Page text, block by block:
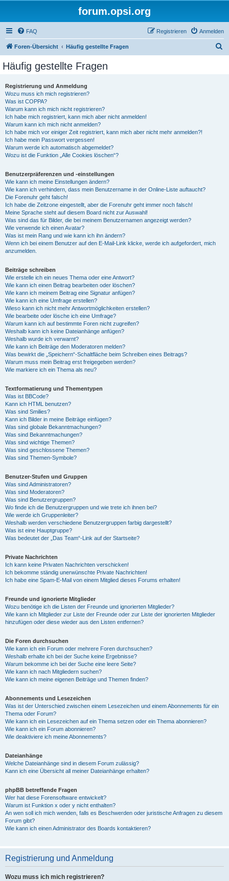
forum.opsi.org
FAQ Anmelden
Registrieren
Foren-Übersicht Häufig gestellte Fragen
Häufig gestellte Fragen
Registrierung und Anmeldung
Wozu muss ich mich registrieren?
Was ist COPPA?
Warum kann ich mich nicht registrieren?
Ich habe mich registriert, kann mich aber nicht anmelden!
Warum kann ich mich nicht anmelden?
Ich habe mich vor einiger Zeit registriert, kann mich aber nicht mehr anmelden?!
Ich habe mein Passwort vergessen!
Warum werde ich automatisch abgemeldet?
Wozu ist die Funktion „Alle Cookies löschen“?
Benutzerpräferenzen und -einstellungen
Wie kann ich meine Einstellungen ändern?
Wie kann ich verhindern, dass mein Benutzername in der Online-Liste auftaucht?
Die Forenuhr geht falsch!
Ich habe die Zeitzone eingestellt, aber die Forenuhr geht immer noch falsch!
Meine Sprache steht auf diesem Board nicht zur Auswahl!
Was sind das für Bilder, die bei meinem Benutzernamen angezeigt werden?
Wie verwende ich einen Avatar?
Was ist mein Rang und wie kann ich ihn ändern?
Wenn ich bei einem Benutzer auf den E-Mail-Link klicke, werde ich aufgefordert, mich
anzumelden.
Beiträge schreiben
Wie erstelle ich ein neues Thema oder eine Antwort?
Wie kann ich einen Beitrag bearbeiten oder löschen?
Wie kann ich meinem Beitrag eine Signatur anfügen?
Wie kann ich eine Umfrage erstellen?
Wieso kann ich nicht mehr Antwortmöglichkeiten erstellen?
Wie bearbeite oder lösche ich eine Umfrage?
Warum kann ich auf bestimmte Foren nicht zugreifen?
Weshalb kann ich keine Dateianhänge anfügen?
Weshalb wurde ich verwarnt?
Wie kann ich Beiträge den Moderatoren melden?
Was bewirkt die „Speichern“-Schaltfläche beim Schreiben eines Beitrags?
Warum muss mein Beitrag erst freigegeben werden?
Wie markiere ich ein Thema als neu?
Textformatierung und Thementypen
Was ist BBCode?
Kann ich HTML benutzen?
Was sind Smilies?
Kann ich Bilder in meine Beiträge einfügen?
Was sind globale Bekanntmachungen?
Was sind Bekanntmachungen?
Was sind wichtige Themen?
Was sind geschlossene Themen?
Was sind Themen-Symbole?
Benutzer-Stufen und Gruppen
Was sind Administratoren?
Was sind Moderatoren?
Was sind Benutzergruppen?
Wo finde ich die Benutzergruppen und wie trete ich ihnen bei?
Wie werde ich Gruppenleiter?
Weshalb werden verschiedene Benutzergruppen farbig dargestellt?
Was ist eine Hauptgruppe?
Was bedeutet der „Das Team“-Link auf der Startseite?
Private Nachrichten
Ich kann keine Privaten Nachrichten verschicken!
Ich bekomme ständig unerwünschte Private Nachrichten!
Ich habe eine Spam-E-Mail von einem Mitglied dieses Forums erhalten!
Freunde und ignorierte Mitglieder
Wozu benötige ich die Listen der Freunde und ignorierten Mitglieder?
Wie kann ich Mitglieder zur Liste der Freunde oder zur Liste der ignorierten Mitglieder
hinzufügen oder diese wieder aus den Listen entfernen?
Die Foren durchsuchen
Wie kann ich ein Forum oder mehrere Foren durchsuchen?
Weshalb erhalte ich bei der Suche keine Ergebnisse?
Warum bekomme ich bei der Suche eine leere Seite?
Wie kann ich nach Mitgliedern suchen?
Wie kann ich meine eigenen Beiträge und Themen finden?
Abonnements und Lesezeichen
Was ist der Unterschied zwischen einem Lesezeichen und einem Abonnements für ein
Thema oder Forum?
Wie kann ich ein Lesezeichen auf ein Thema setzen oder ein Thema abonnieren?
Wie kann ich ein Forum abonnieren?
Wie deaktiviere ich meine Abonnements?
Dateianhänge
Welche Dateianhänge sind in diesem Forum zulässig?
Kann ich eine Übersicht all meiner Dateianhänge erhalten?
phpBB betreffende Fragen
Wer hat diese Forensoftware entwickelt?
Warum ist Funktion x oder y nicht enthalten?
An wen soll ich mich wenden, falls es Beschwerden oder juristische Anfragen zu diesem
Forum gibt?
Wie kann ich einen Administrator des Boards kontaktieren?
Registrierung und Anmeldung
Wozu muss ich mich registrieren?